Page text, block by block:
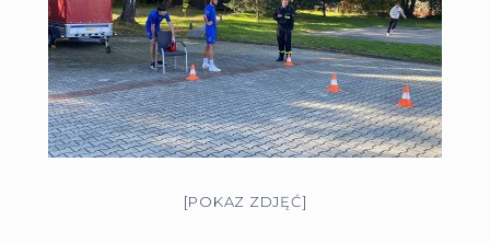
[POKAZ ZDJĘĆ]